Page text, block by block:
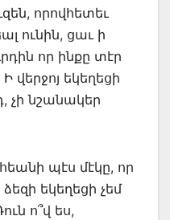
որովհետեւ
ունին, ցաւ ի
որ ինքը տէր
վերջոյ եկեղեցի
չի նշանակեր
պէս մէկը, որ
ձեզի եկեղեցի չեմ
ո՞վ ես,